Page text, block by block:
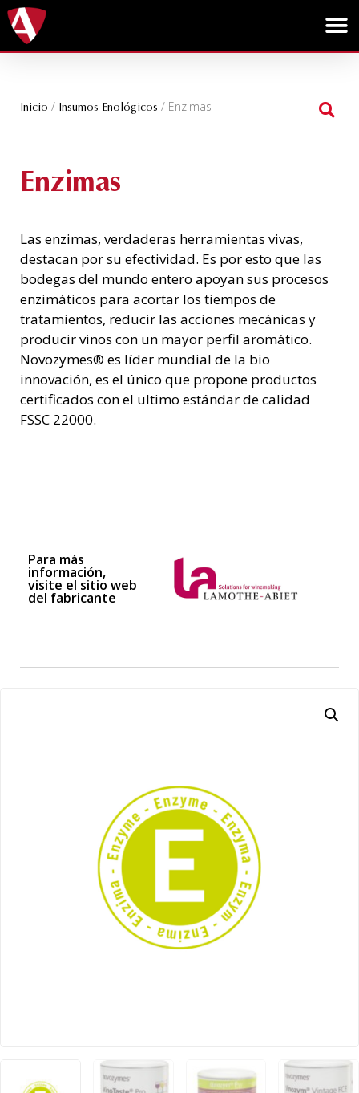
Inicio / Insumos Enológicos / Enzimas
Enzimas
Las enzimas, verdaderas herramientas vivas,
destacan por su efectividad. Es por esto que las
bodegas del mundo entero apoyan sus procesos
enzimáticos para acortar los tiempos de
tratamientos, reducir las acciones mecánicas y
producir vinos con un mayor perfil aromático.
Novozymes® es líder mundial de la bio
innovación, es el único que propone productos
certificados con el ultimo estándar de calidad
FSSC 22000.
Para más
información,
visite el sitio web
del fabricante